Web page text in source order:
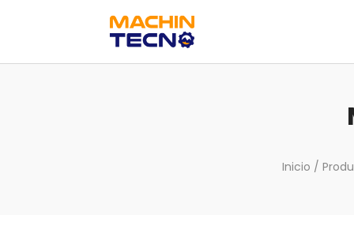
Inicio /